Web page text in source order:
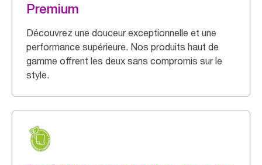
Premium
Découvrez une douceur exceptionnelle et une
performance supérieure. Nos produits haut de
gamme offrent les deux sans compromis sur le
style.